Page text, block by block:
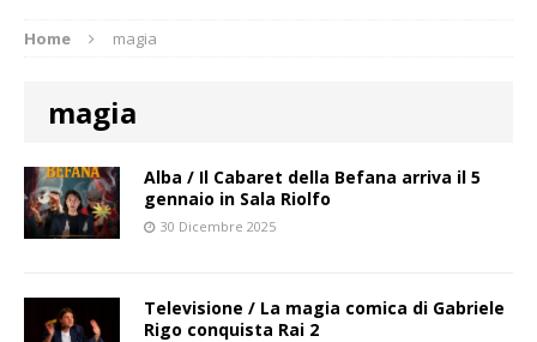
Home magia
magia
Alba / Il Cabaret della Befana arriva il 5
gennaio in Sala Riolfo
30 Dicembre 2025
Televisione / La magia comica di Gabriele
Rigo conquista Rai 2